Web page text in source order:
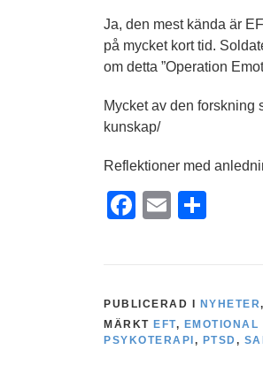
Ja, den mest kända är
på mycket kort tid.
om detta ”Operation
Mycket av den forskning
kunskap/
Reflektioner med
Facebook
Email
PUBLICERAD I NYHETER,
MÄRKT EFT, EMOTIONAL
PSYKOTERAPI , PTSD,